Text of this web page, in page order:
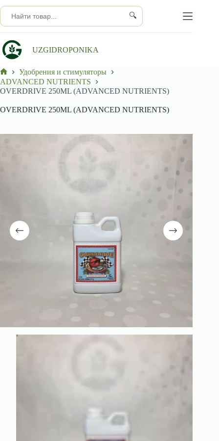
к
сути
🔍
UZGIDROPONIKA
Главная
Удобрения и стимуляторы
ADVANCED NUTRIENTS
OVERDRIVE 250ML (ADVANCED NUTRIENTS)
OVERDRIVE 250ML (ADVANCED NUTRIENTS)